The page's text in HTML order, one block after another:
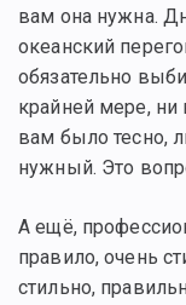
вам она нужна.
океанский
обязательно
крайней мере, ни
вам было тесно,
нужный. Это
А ещё,
правило, очень
стильно,